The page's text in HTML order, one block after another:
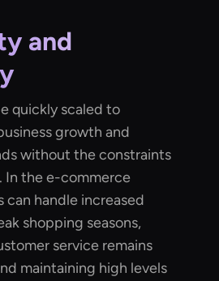
and
quickly scaled to
growth and
without the constraints
In the e-commerce
can handle increased
shopping seasons,
service remains
maintaining high levels